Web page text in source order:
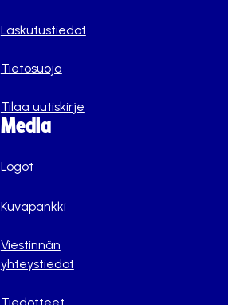
Laskutustiedot
Tietosuoja
Tilaa uutiskirje
Media
Logot
Kuvapankki
Viestinnän
yhteystiedot
Tiedotteet